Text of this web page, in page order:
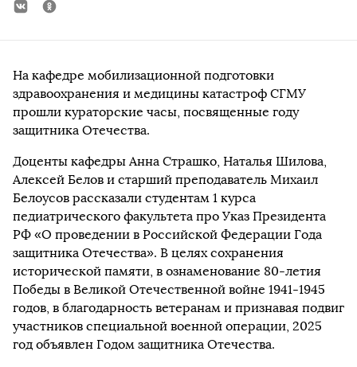
На кафедре мобилизационной подготовки
здравоохранения и медицины катастроф СГМУ
прошли кураторские часы, посвященные году
защитника Отечества.
Доценты кафедры Анна Страшко, Наталья Шилова,
Алексей Белов и старший преподаватель Михаил
Белоусов рассказали студентам 1 курса
педиатрического факультета про Указ Президента
РФ «О проведении в Российской Федерации Года
защитника Отечества». В целях сохранения
исторической памяти, в ознаменование 80-летия
Победы в Великой Отечественной войне 1941-1945
годов, в благодарность ветеранам и признавая подвиг
участников специальной военной операции, 2025
год объявлен Годом защитника Отечества.